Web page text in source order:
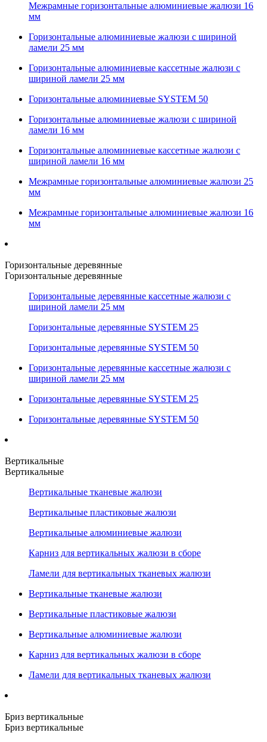
Межрамные горизонтальные алюминиевые жалюзи 16
мм
Горизонтальные алюминиевые жалюзи с шириной
ламели 25 мм
Горизонтальные алюминиевые кассетные жалюзи с
шириной ламели 25 мм
Горизонтальные алюминиевые SYSTEM 50
Горизонтальные алюминиевые жалюзи с шириной
ламели 16 мм
Горизонтальные алюминиевые кассетные жалюзи с
шириной ламели 16 мм
Межрамные горизонтальные алюминиевые жалюзи 25
мм
Межрамные горизонтальные алюминиевые жалюзи 16
мм
Горизонтальные деревянные
Горизонтальные деревянные
Горизонтальные деревянные кассетные жалюзи с
шириной ламели 25 мм
Горизонтальные деревянные SYSTEM 25
Горизонтальные деревянные SYSTEM 50
Горизонтальные деревянные кассетные жалюзи с
шириной ламели 25 мм
Горизонтальные деревянные SYSTEM 25
Горизонтальные деревянные SYSTEM 50
Вертикальные
Вертикальные
Вертикальные тканевые жалюзи
Вертикальные пластиковые жалюзи
Вертикальные алюминиевые жалюзи
Карниз для вертикальных жалюзи в сборе
Ламели для вертикальных тканевых жалюзи
Вертикальные тканевые жалюзи
Вертикальные пластиковые жалюзи
Вертикальные алюминиевые жалюзи
Карниз для вертикальных жалюзи в сборе
Ламели для вертикальных тканевых жалюзи
Бриз вертикальные
Бриз вертикальные